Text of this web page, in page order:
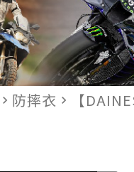
防摔衣 navigate_next 【